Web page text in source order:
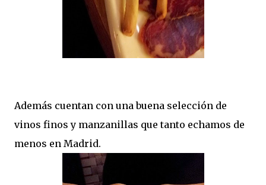
Además cuentan con una buena selección de
vinos finos y manzanillas que tanto echamos de
menos en Madrid.